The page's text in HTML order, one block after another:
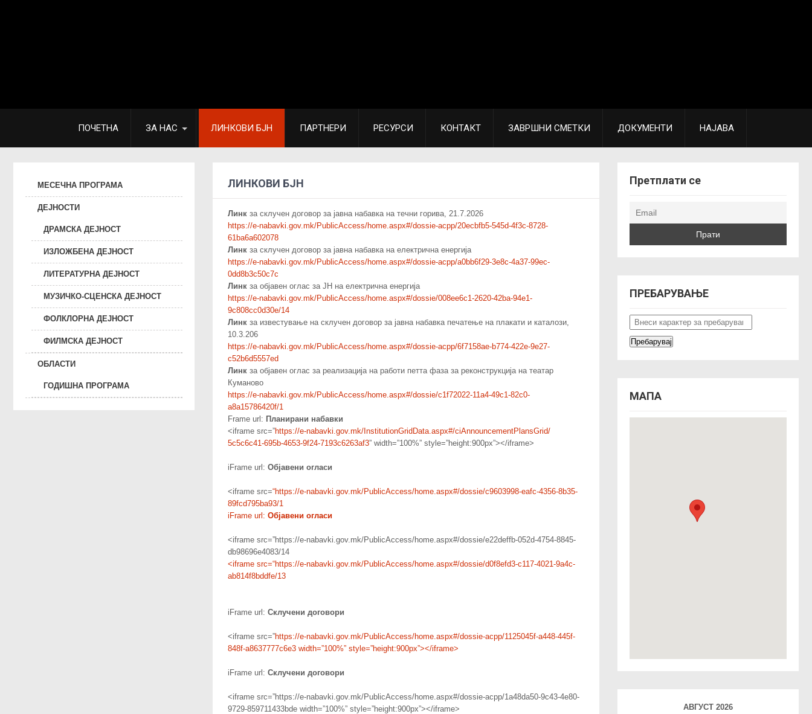
ПОЧЕТНА ЗА НАС ЛИНКОВИ БЈН ПАРТНЕРИ РЕСУРСИ КОНТАКТ ЗАВРШНИ СМЕТКИ ДОКУМЕНТИ НАЈАВА
МЕСЕЧНА ПРОГРАМА
ДЕЈНОСТИ
ДРАМСКА ДЕЈНОСТ
ИЗЛОЖБЕНА ДЕЈНОСТ
ЛИТЕРАТУРНА ДЕЈНОСТ
МУЗИЧКО-СЦЕНСКА ДЕЈНОСТ
ФОЛКЛОРНА ДЕЈНОСТ
ФИЛМСКА ДЕЈНОСТ
ОБЛАСТИ
ГОДИШНА ПРОГРАМА
ЛИНКОВИ БЈН
Линк за склучен договор за јавна набавка на течни горива, 21.7.2026
https://e-nabavki.gov.mk/PublicAccess/home.aspx#/dossie-acpp/20ecbfb5-545d-4f3c-8728-
61ba6a602078
Линк за склучен договор за јавна набавка на електрична енергија
https://e-nabavki.gov.mk/PublicAccess/home.aspx#/dossie-acpp/a0bb6f29-3e8c-4a37-99ec-
0dd8b3c50c7c
Линк за објавен оглас за ЈН на електрична енергија
https://e-nabavki.gov.mk/PublicAccess/home.aspx#/dossie/008ee6c1-2620-42ba-94e1-
9c808cc0d30e/14
Линк за известување на склучен договор за јавна набавка печатење на плакати и каталози,
10.3.206
https://e-nabavki.gov.mk/PublicAccess/home.aspx#/dossie-acpp/6f7158ae-b774-422e-9e27-
c52b6d5557ed
Линк за објавен оглас за реализација на работи петта фаза за реконструкција на театар
Куманово
https://e-nabavki.gov.mk/PublicAccess/home.aspx#/dossie/c1f72022-11a4-49c1-82c0-
a8a15786420f/1
Frame url: Планирани набавки
<iframe src=”https://e-nabavki.gov.mk/ InstitutionGridData.aspx#/ciAnnouncementPlansGrid/
5c5c6c41-695b-4653-9f24-7193c6263af3” width=”100%” style=”height:900px”></iframe>
iFrame url: Објавени огласи
<iframe src=“https://e-nabavki.gov.mk/PublicAccess/home.aspx#/dossie/c9603998-eafc-4356-8b35-
89fcd795ba93/1
iFrame url: Објавени огласи
<iframe src=”https://e-nabavki.gov.mk/PublicAccess/home.aspx#/dossie/e22deffb-052d-4754-8845-
db98696e4083/14
<iframe src=“https://e-nabavki.gov.mk/PublicAccess/home.aspx#/dossie/d0f8efd3-c117-4021-9a4c-
ab814f8bddfe/13
iFrame url: Склучени договори
<iframe src=”https://e-nabavki.gov.mk/PublicAccess/home.aspx#/dossie-acpp/1125045f-a448-445f-
848f-a8637777c6e3 width=”100%” style=”height:900px”></iframe>
iFrame url: Склучени договори
<iframe src=”https://e-nabavki.gov.mk/PublicAccess/home.aspx#/dossie-acpp/1a48da50-9c43-4e80-
9729-859711433bde width=”100%” style=”height:900px”></iframe>
Претплати се
ПРЕБАРУВАЊЕ
МАПА
АВГУСТ 2026